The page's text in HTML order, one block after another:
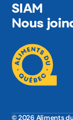
SIAM
Nous
© 2026 Aliments